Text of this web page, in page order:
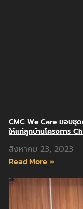
CMC We Care มอบชุด
ให้แก่ลูกบ้านโครงการ
สิงหาคม 23, 2023
Read More »